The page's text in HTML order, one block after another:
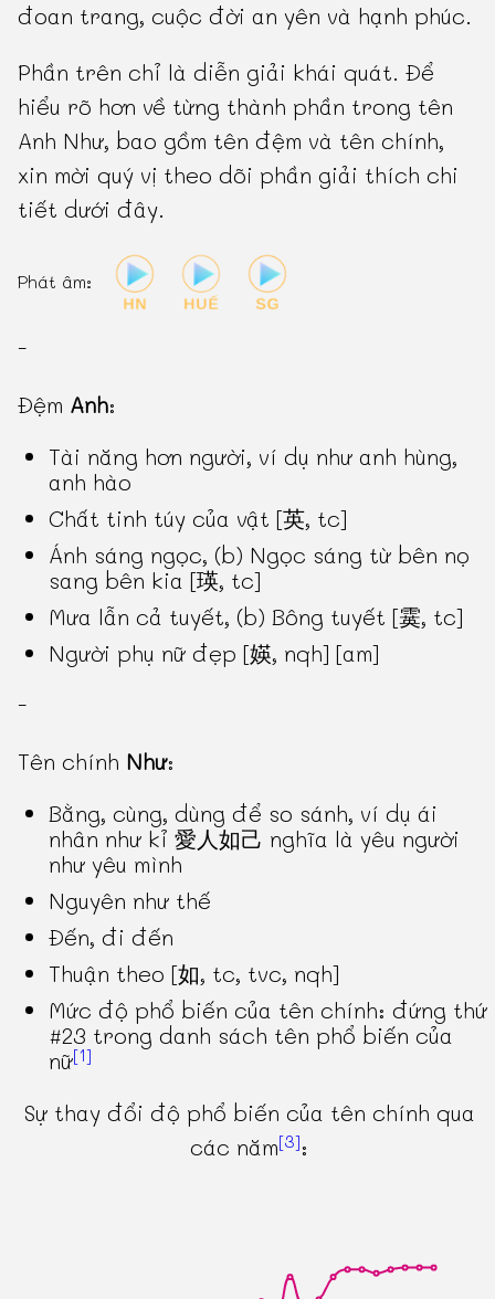
đoan trang, cuộc đời an yên và hạnh phúc.
Phần trên chỉ là diễn giải khái quát. Để
hiểu rõ hơn về từng thành phần trong tên
Anh Như, bao gồm tên đệm và tên chính,
xin mời quý vị theo dõi phần giải thích chi
tiết dưới đây.
Phát âm:
-
Đệm Anh:
Tài năng hơn người, ví dụ như anh hùng,
anh hào
Chất tinh túy của vật [英, tc]
Ánh sáng ngọc, (b) Ngọc sáng từ bên nọ
sang bên kia [瑛, tc]
Mưa lẫn cả tuyết, (b) Bông tuyết [霙, tc]
Người phụ nữ đẹp [媖, nqh] [am]
-
Tên chính Như:
Bằng, cùng, dùng để so sánh, ví dụ ái
nhân như kỉ 愛人如己 nghĩa là yêu người
như yêu mình
Nguyên như thế
Đến, đi đến
Thuận theo [如, tc, tvc, nqh]
Mức độ phổ biến của tên chính: đứng thứ
#23 trong danh sách tên phổ biến của
nữ[1]
Sự thay đổi độ phổ biến của tên chính qua
các năm[3]: